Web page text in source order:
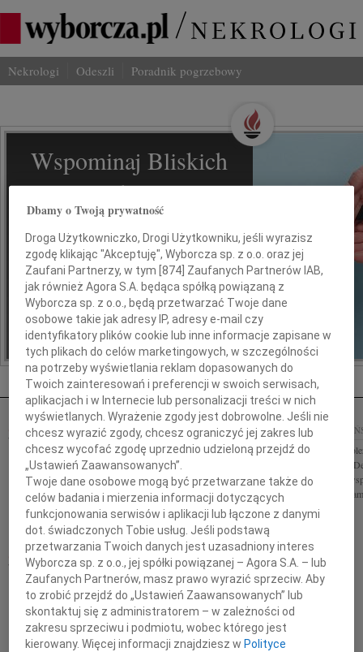
Nekrologi Odeszli Poradnik pogrzebowy
Wspominaj Bliskich
Na Odeszli.pl
Jak ich zapamiętaliśmy? Serwis
odeszli.pl z Grupy Wyborcza, to
możliwość stworzenia unikalnego
wspomnienia. Dziel się nim z rodziną i
przyjaciółmi.
*ogłoszenie
Nekrologi Gdańsk
KAZIMIERZ GĘBA 10.08.2026
GDAŃSK
Z głębokim żalem przyjęliśmy wiadomość o śmierci
prof. Kazimierza Gęby wybitnego matematyka, ojca
Gdańskiej Szkoły Topologicznej, wieloletniego
profesora oraz byłego Dziekana...
06.08.2026
Drogi Piotrze
Konecranes and
najszczerszego
Twojego Taty
LUBOMIRA BOŻYK WIEK: 102
04.08.2026GDAŃSK
Z żalem zawiadamiamy, że w dniu 25 lipca 2026 r.
zmarła lekarz medycyny Lubomira Bożyk lat 102
Msza Św. żałobna odprawiona zostanie w dniu 8
sierpnia o godz. 11.00 w Kościele...
Dbamy o Twoją prywatność
Droga Użytkowniczko, Drogi Użytkowniku, jeśli wyrazisz
zgodę klikając "Akceptuję", Wyborcza sp. z o.o. oraz jej
Zaufani Partnerzy, w tym [874 ] Zaufanych Partnerów IAB,
jak również Agora S.A. będąca spółką powiązaną z
Wyborcza sp. z o.o., będą przetwarzać Twoje dane
osobowe takie jak adresy IP, adresy e-mail czy
identyfikatory plików cookie lub inne informacje zapisane w
tych plikach do celów marketingowych, w szczególności
na potrzeby wyświetlania reklam dopasowanych do
Twoich zainteresowań i preferencji w swoich serwisach,
aplikacjach i w Internecie lub personalizacji treści w nich
wyświetlanych. Wyrażenie zgody jest dobrowolne. Jeśli nie
chcesz wyrazić zgody, chcesz ograniczyć jej zakres lub
chcesz wycofać zgodę uprzednio udzieloną przejdź do
„Ustawień Zaawansowanych”.
Twoje dane osobowe mogą być przetwarzane także do
celów badania i mierzenia informacji dotyczących
funkcjonowania serwisów i aplikacji lub łączone z danymi
dot. świadczonych Tobie usług. Jeśli podstawą
przetwarzania Twoich danych jest uzasadniony interes
Wyborcza sp. z o.o., jej spółki powiązanej – Agora S.A. – lub
Zaufanych Partnerów, masz prawo wyrazić sprzeciw. Aby
to zrobić przejdź do „Ustawień Zaawansowanych” lub
skontaktuj się z administratorem – w zależności od
zakresu sprzeciwu i podmiotu, wobec którego jest
kierowany. Więcej informacji znajdziesz w Polityce